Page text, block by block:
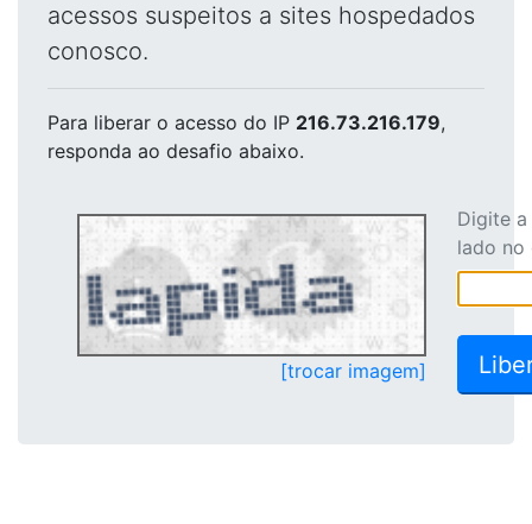
acessos suspeitos a sites hospedados
conosco.
Para liberar o acesso do IP 216.73.216.179,
responda ao desafio abaixo.
[trocar imagem]
Digite
lado no